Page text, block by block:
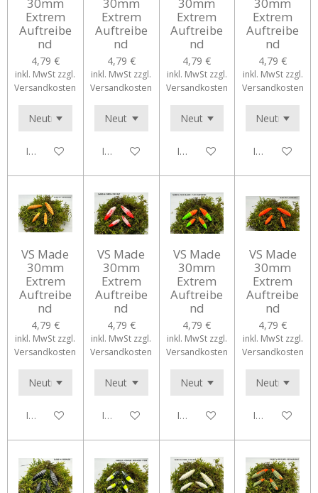
Extrem
Auftreibe
nd
4,79 €
inkl. MwSt zzgl.
Versandkosten
In den Warenkorb
Extrem
Auftreibe
nd
4,79 €
inkl. MwSt zzgl.
Versandkosten
In den Warenkorb
Extrem
Auftreibe
nd
4,79 €
inkl. MwSt zzgl.
Versandkosten
In den Warenkorb
Extrem
Auftreibe
nd
4,79 €
inkl. MwSt zzgl.
Versandkosten
In den
VS Made
30mm
Extrem
Auftreibe
nd
4,79 €
inkl. MwSt zzgl.
Versandkosten
In den Warenkorb
VS Made
30mm
Extrem
Auftreibe
nd
4,79 €
inkl. MwSt zzgl.
Versandkosten
In den Warenkorb
VS Made
30mm
Extrem
Auftreibe
nd
4,79 €
inkl. MwSt zzgl.
Versandkosten
In den Warenkorb
VS Made
30mm
Extrem
Auftreibe
nd
4,79 €
inkl. MwSt zzgl.
Versandkosten
In den